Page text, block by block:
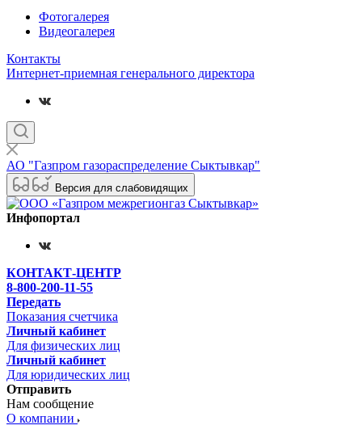
Фотогалерея
Видеогалерея
Контакты
Интернет-приемная генерального директора
АО "Газпром газораспределение Сыктывкар"
Версия для слабовидящих
Инфопортал
КОНТАКТ-ЦЕНТР
8-800-200-11-55
Передать
Показания счетчика
Личный кабинет
Для физических лиц
Личный кабинет
Для юридических лиц
Отправить
Нам сообщение
О компании